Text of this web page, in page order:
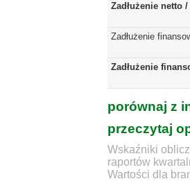
Zadłużenie netto
Zadłużenie
Zadłużenie
porównaj z
przeczytaj
Wskaźniki
raportów
Wartości dla